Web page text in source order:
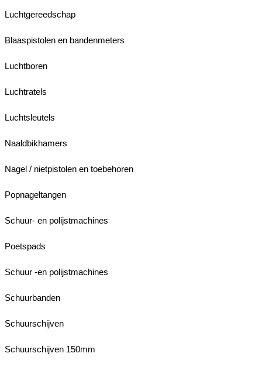
Luchtgereedschap
Blaaspistolen en bandenmeters
Luchtboren
Luchtratels
Luchtsleutels
Naaldbikhamers
Nagel / nietpistolen en toebehoren
Popnageltangen
Schuur- en polijstmachines
Poetspads
Schuur -en polijstmachines
Schuurbanden
Schuurschijven
Schuurschijven 150mm